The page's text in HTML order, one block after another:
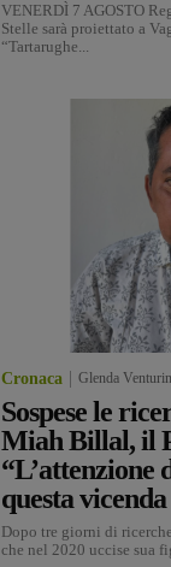
VENERDÌ 7 AGOSTO
Stelle sarà proiettato a
“Tartarughe...
Cronaca Glenda
Sospese le
Miah Billal, il
“L’attenzione
questa
Dopo tre giorni di
che nel 2020 uccise sua